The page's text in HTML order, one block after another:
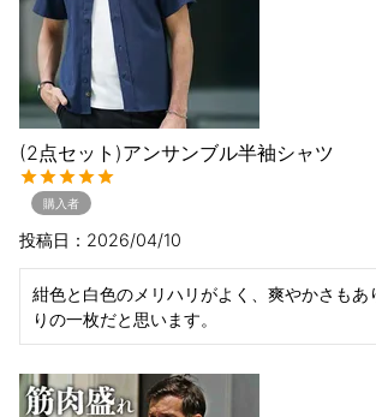
(2点セット)アンサンブル半袖シャツ
購入者
投稿日 2026/04/10
紺色と白色のメリハリがよく、爽やかさもあ
りの一枚だと思います。